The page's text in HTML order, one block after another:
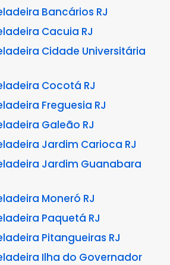
Bancários RJ
Cacuia RJ
Cidade Universitária
Cocotá RJ
Freguesia RJ
Galeão RJ
Jardim Carioca RJ
Jardim Guanabara
Moneró RJ
Paquetá RJ
Pitangueiras RJ
Ilha do Governador